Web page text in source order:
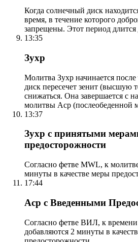
Когда солнечный диск
время, в течение которого
запрещены. Этот период длится
13:35
Зухр
Молитва Зухр начинается
диск пересечет зенит (высшую
снижаться. Она завершается с
молитвы Аср (послеобеденной
13:37
Зухр с принятыми
предосторожности
Согласно фетве MWL, к
минуты в качестве меры
17:44
Аср с Введенными
Согласно фетве ВИЛ, к
добавляются 2 минуты в